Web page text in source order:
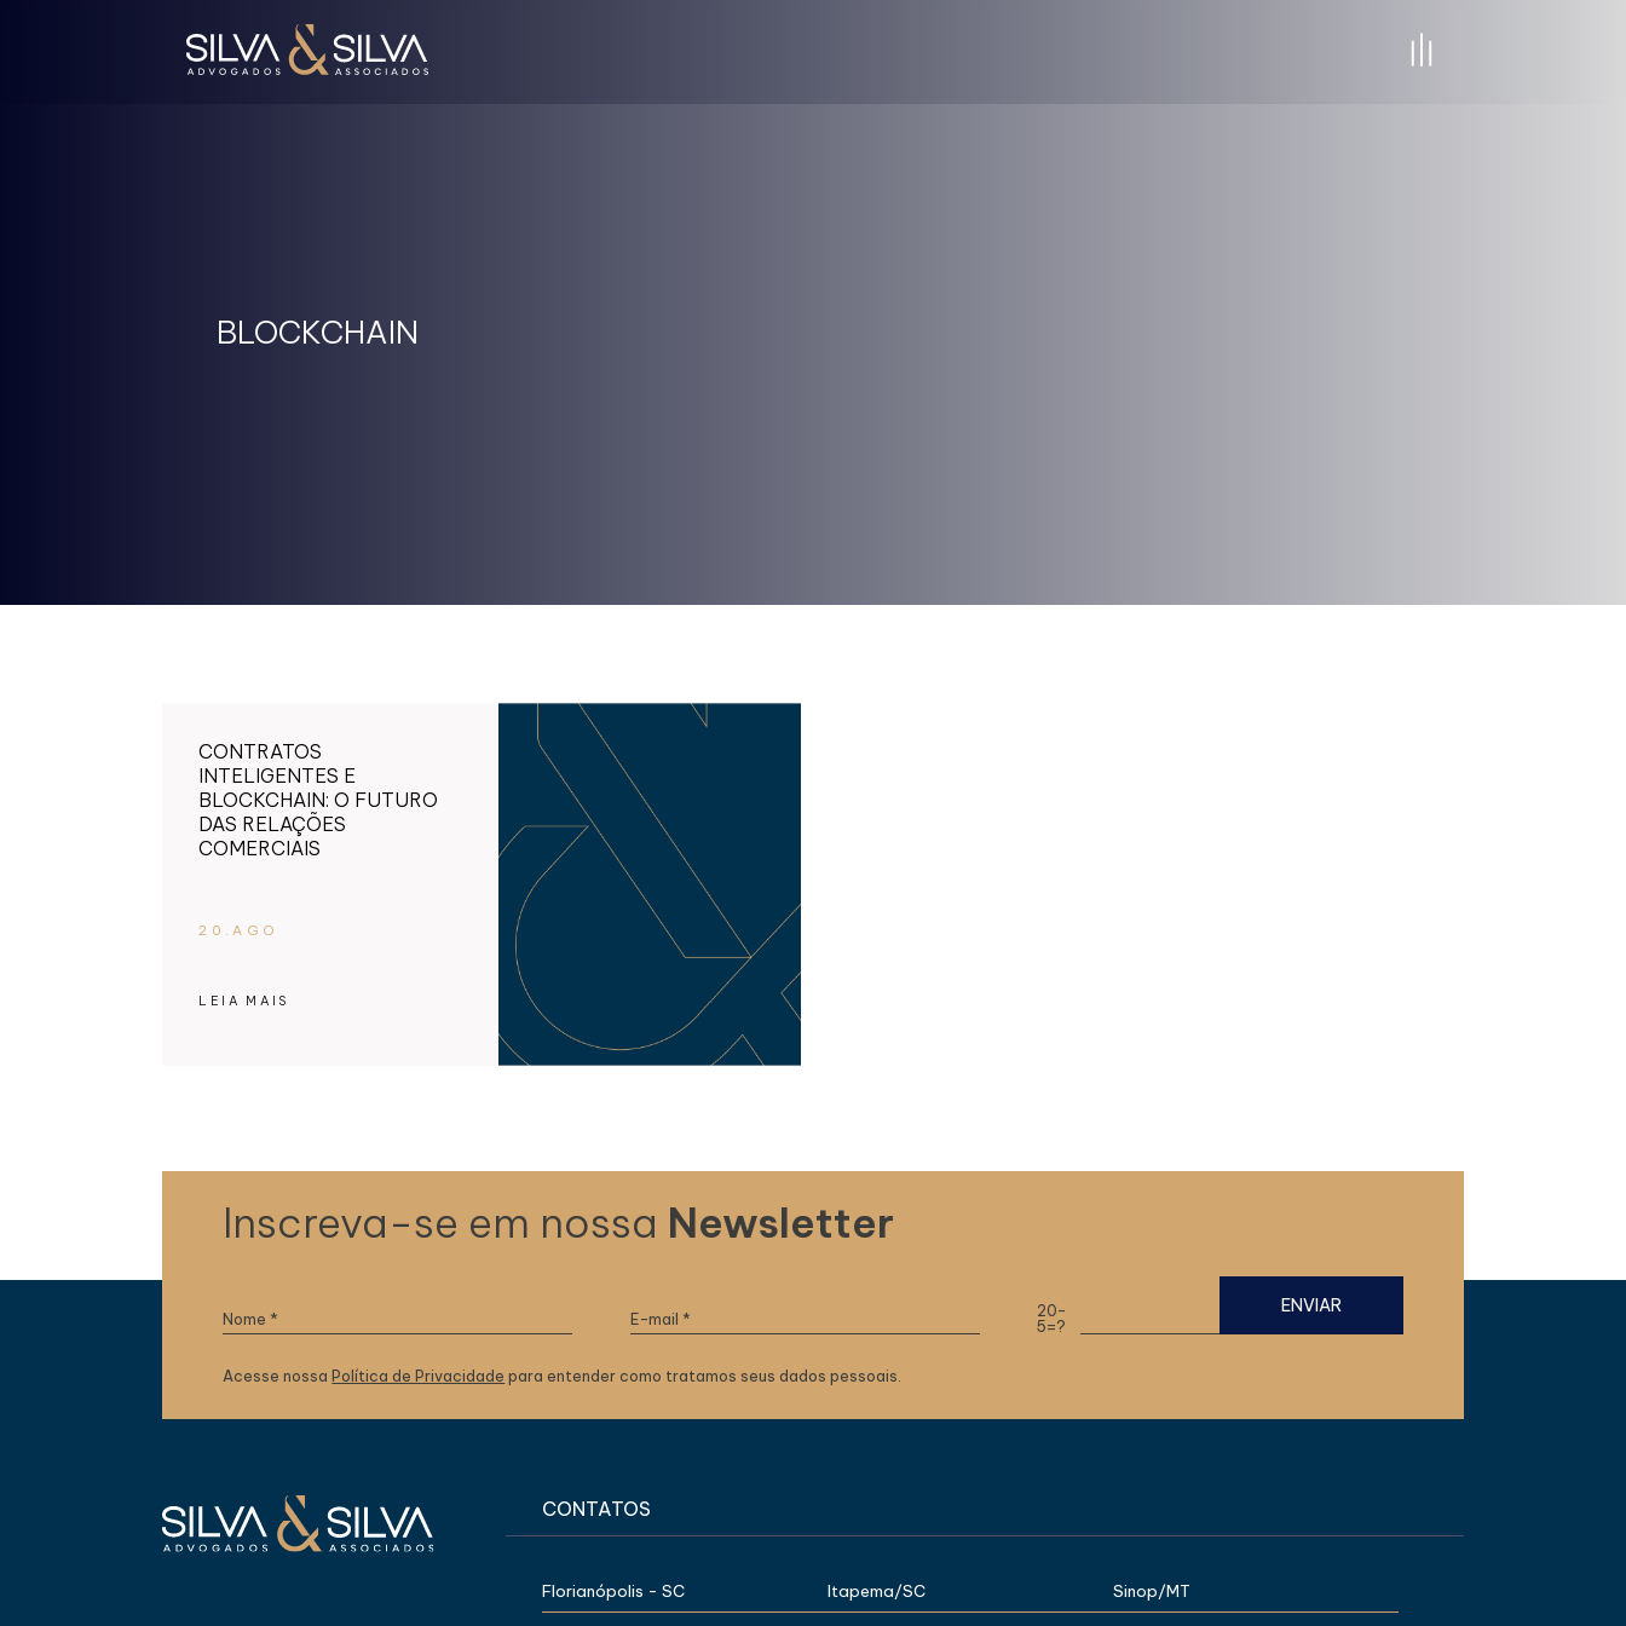
BLOCKCHAIN
CONTRATOS
INTELIGENTES E
BLOCKCHAIN: O FUTURO
DAS RELAÇÕES
COMERCIAIS
20.AGO
LEIA MAIS
Inscreva-se em nossa Newsletter
20-
5=?
Acesse nossa Política de Privacidade para entender como tratamos seus dados pessoais.
CONTATOS
Florianópolis - SC Itapema/SC Sinop/MT